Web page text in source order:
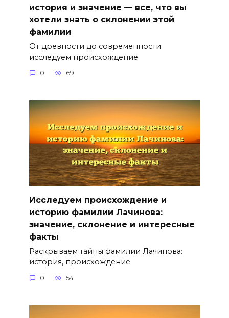
история и значение — все, что вы
хотели знать о склонении этой
фамилии
От древности до современности:
исследуем происхождение
0 69
Исследуем происхождение и
историю фамилии Лачинова:
значение, склонение и интересные
факты
Раскрываем тайны фамилии Лачинова:
история, происхождение
0 54